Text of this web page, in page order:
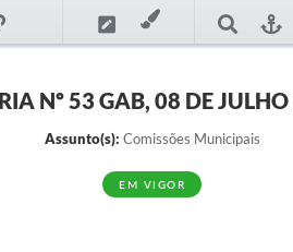
Nº 53 GAB, 08 DE
Assunto(s): Comissões Municipais
EM VIGOR